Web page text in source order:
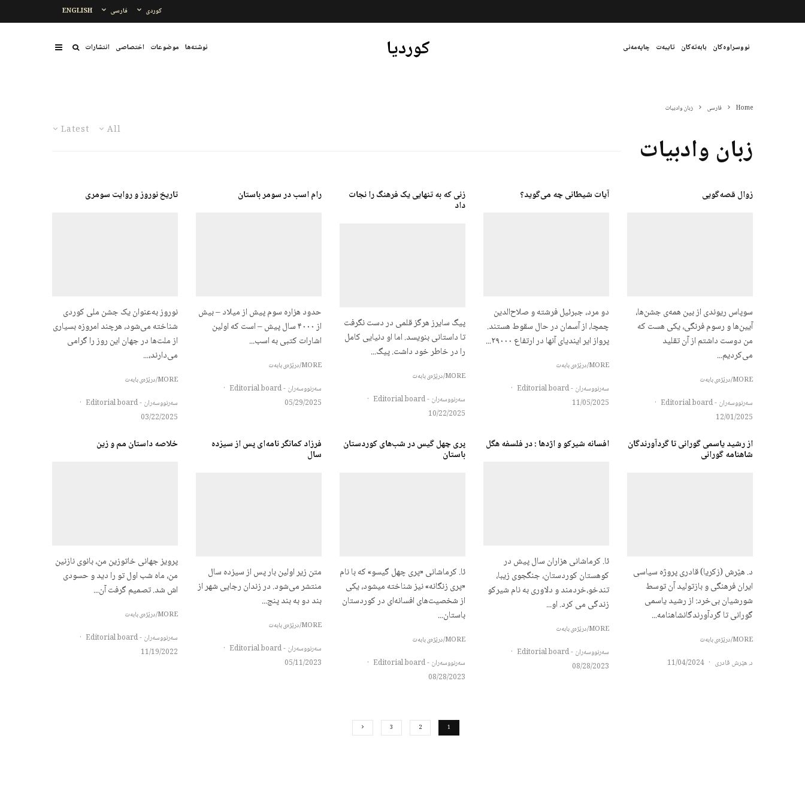
ENGLISH فارسی کوردی
نووسراوەکان بابەتەکان تایبەت چاپەمەنی کوردیا نوشتەها موضوعات اختصاصی انتشارات
Home فارسی زبان وادبیات
All
Latest
زبان وادبیات
زوال قصه‌گویی
سوپاس ریوندی از بین همه‌ی جشن‌ها،
آیین‌ها و رسوم فرنگی، یکی هست که
من دوست داشتم از آن تقلید
می‌کردیم...
MORE/درێژەی بابەت
سەرنووسەران - Editorial board
·
12/01/2025
آیات شیطانی چه می‌گوید؟
دو مرد، جبرئیل فرشته و صلاح‌الدین
چمچا، از آسمان در حال سقوط هستند.
پرواز ایر ایندیای آنها در ارتفاع ۲۹۰۰۰...
MORE/درێژەی بابەت
سەرنووسەران - Editorial board
·
11/05/2025
زنی که به تنهایی یک فرهنگ را نجات
داد
پیگ سایرز هرگز قلمی در دست نگرفت
تا داستانی بنویسد. اما او دنیایی کامل
را در خاطر خود داشت. پیگ...
MORE/درێژەی بابەت
سەرنووسەران - Editorial board
·
10/22/2025
رام اسب در سومر باستان
حدود هزاره سوم پیش از میلاد – بیش
از ۴۰۰۰ سال پیش – است که اولین
اشارات کتبی به اسب...
MORE/درێژەی بابەت
سەرنووسەران - Editorial board
·
05/29/2025
تاریخ نوروز و روایت سومری
نوروز به‌عنوان یک جشن ملی کوردی
شناخته می‌شود، هرچند امروزه بسیاری
از ملت‌ها در جهان این روز را گرامی
می‌دارند،...
MORE/درێژەی بابەت
سەرنووسەران - Editorial board
·
03/22/2025
از رشید یاسمی گورانی تا گردآورندگان
شاهنامه گورانی
د. هێرش (زکریا) قادری پروژه سیاسی
ایران فرهنگی و بازتولید آن توسط
شورشیان بی‌خرد: از رشید یاسمی
گورانی تا گردآورندگانشاهنامه...
MORE/درێژەی بابەت
د. هێرش قادری ·
11/04/2024
افسانه شیرکو و اژدها : در فلسفه هگل
ئا. کرماشانی هزاران سال پیش در
کوهستان کوردستان، جنگجوی زیبا،
تندخو،خردمند و دلاوری به نام شیرکو ​​
زندگی می کرد. او...
MORE/درێژەی بابەت
سەرنووسەران - Editorial board
·
08/28/2023
پری چهل گیس در شب‌های کوردستان
باستان
ئا. کرماشانی «پری چهل گیسو» که با نام
«پری زنگانه» نیز شناخته میشود، یکی
از شخصیت‌های افسانه‌ای در کوردستان
باستان...
MORE/درێژەی بابەت
سەرنووسەران - Editorial board
·
08/28/2023
فرزاد کمانگر نامەای پس از سیزده
سال
متن زیر اولین بار پس از سیزده سال
منتشر می‌شود. در زندان رجایی شهر از
بند دو به بند پنج...
MORE/درێژەی بابەت
سەرنووسەران - Editorial board
·
05/11/2023
خلاصه داستان مم و زین
پرویز جهانی خاتوزین من، بانوی نازنین
من، ماه شب اول تو را دید و حسودی
اش شد. تصمیم گرفت آن...
MORE/درێژەی بابەت
سەرنووسەران - Editorial board
·
11/19/2022
1
2
3